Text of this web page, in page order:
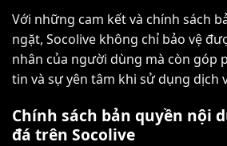
Với những cam kết và chính sách
ngặt, Socolive không chỉ bảo vệ
nhân của người dùng mà còn góp
tin và sự yên tâm khi sử dụng dịch
Chính sách bản quyền nội
đá trên Socolive